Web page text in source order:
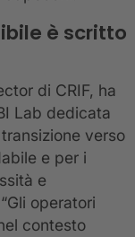
è scritto
di CRIF, ha
Lab dedicata
verso
e per i
e
operatori
contesto